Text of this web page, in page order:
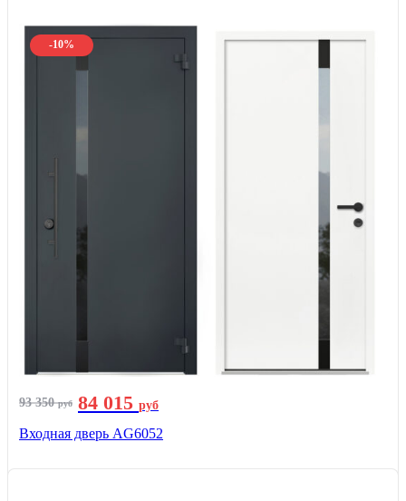
-10%
93 350руб 84 015 руб
Входная дверь AG6052